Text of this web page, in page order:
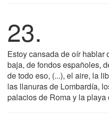
23.
Estoy cansada de oír hablar
baja, de fondos españoles,
de todo eso, (...), el aire, la
las llanuras de Lombardía,
palacios de Roma y la playa